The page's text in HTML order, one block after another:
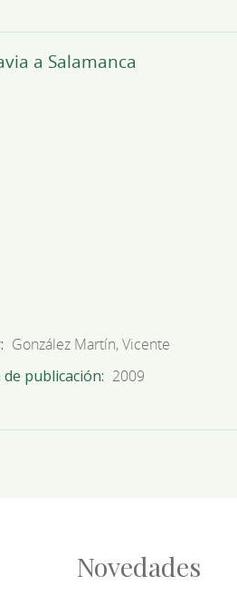
a Salamanca
González Martín, Vicente
de publicación 2009
Novedades